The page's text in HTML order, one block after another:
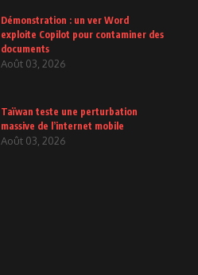
Démonstration : un ver Word
exploite Copilot pour contaminer des
documents
Août 03, 2026
Taïwan teste une perturbation
massive de l’internet mobile
Août 03, 2026